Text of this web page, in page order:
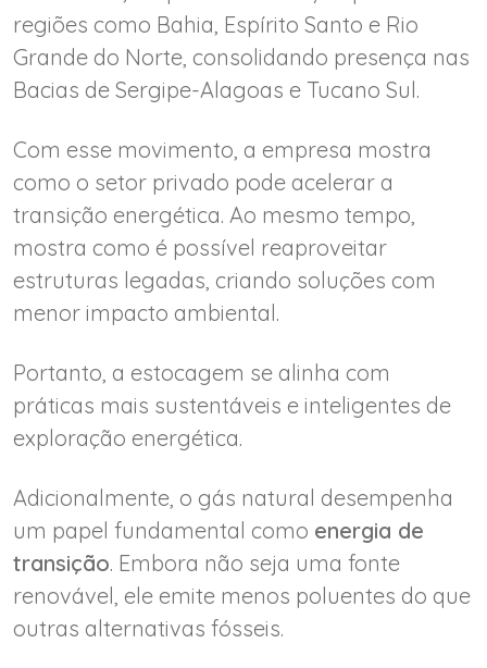
regiões como Bahia, Espírito Santo e Rio
Grande do Norte, consolidando presença nas
Bacias de Sergipe-Alagoas e Tucano Sul.
Com esse movimento, a empresa mostra
como o setor privado pode acelerar a
transição energética. Ao mesmo tempo,
mostra como é possível reaproveitar
estruturas legadas, criando soluções com
menor impacto ambiental.
Portanto, a estocagem se alinha com
práticas mais sustentáveis e inteligentes de
exploração energética.
Adicionalmente, o gás natural desempenha
um papel fundamental como energia de
transição. Embora não seja uma fonte
renovável, ele emite menos poluentes do que
outras alternativas fósseis.